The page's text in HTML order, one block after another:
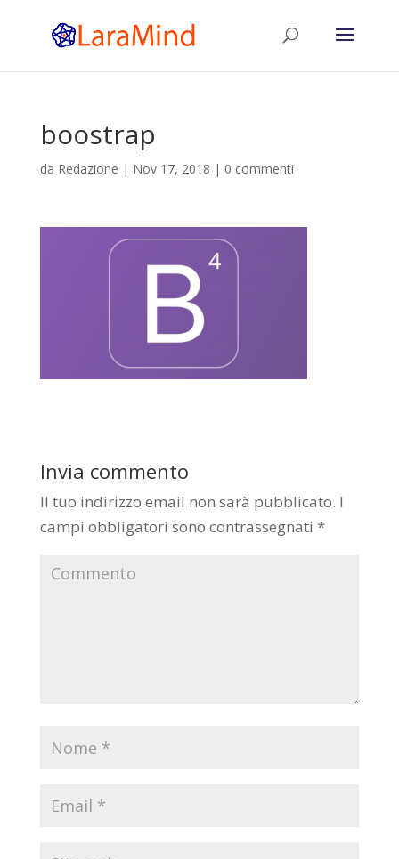
boostrap
da Redazione | Nov 17, 2018 | 0 commenti
Invia commento
Il tuo indirizzo email non sarà pubblicato. I
campi obbligatori sono contrassegnati *